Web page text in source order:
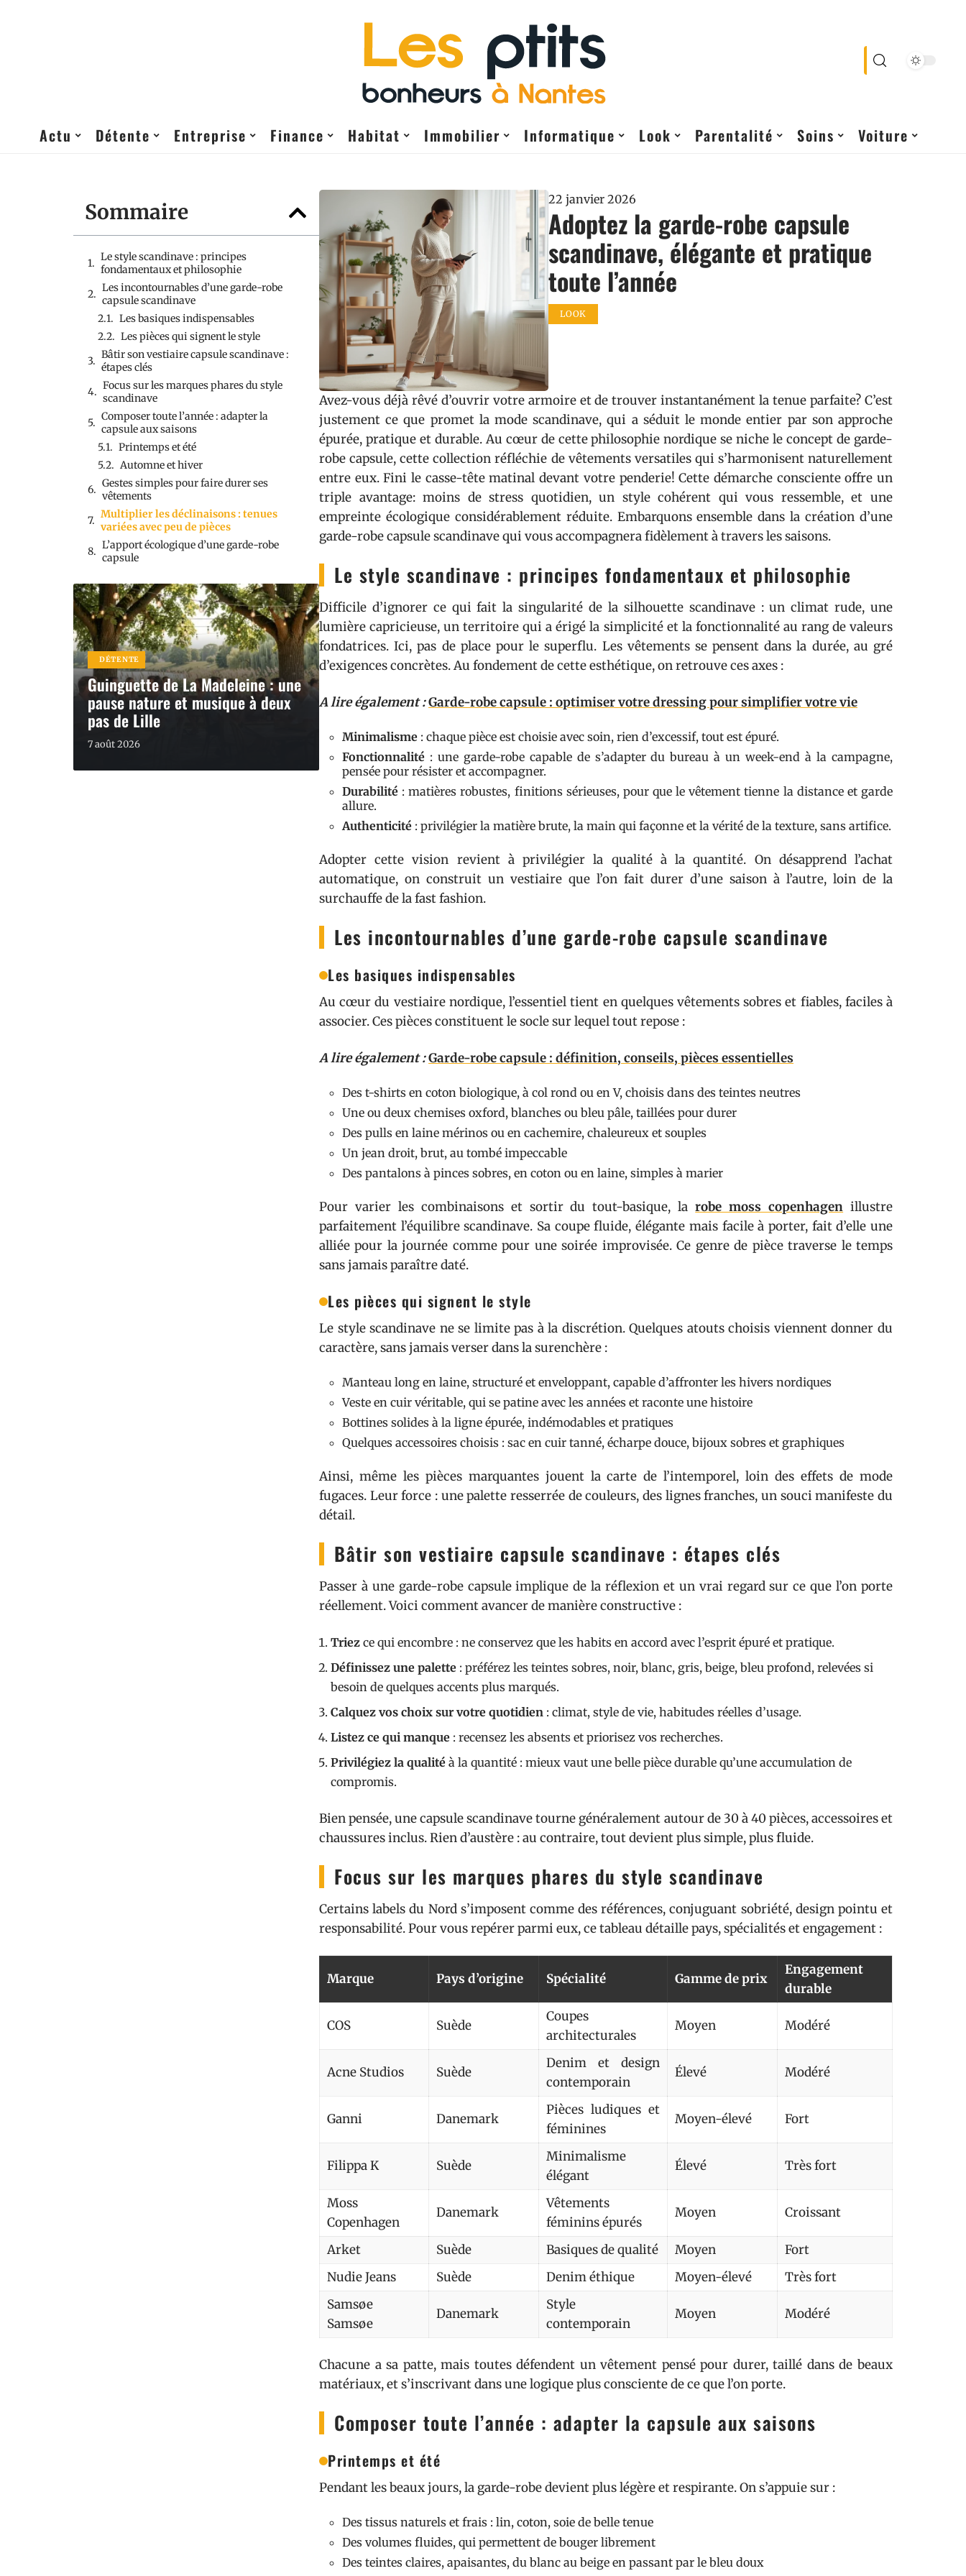
Actu Détente Entreprise Finance Habitat Immobilier Informatique Look Parentalité Soins Voiture
Sommaire
Le style scandinave : principes
fondamentaux et philosophie
Les incontournables d’une garde-robe
capsule scandinave
Les basiques indispensables
Les pièces qui signent le style
Bâtir son vestiaire capsule scandinave :
étapes clés
Focus sur les marques phares du style
scandinave
Composer toute l’année : adapter la
capsule aux saisons
Printemps et été
Automne et hiver
Gestes simples pour faire durer ses
vêtements
Multiplier les déclinaisons : tenues
variées avec peu de pièces
L’apport écologique d’une garde-robe
capsule
DÉTENTE
Guinguette de La Madeleine : une
pause nature et musique à deux
pas de Lille
7 août 2026
22 janvier 2026
Adoptez la garde-robe capsule
scandinave, élégante et pratique
toute l’année
LOOK
Avez-vous déjà rêvé d’ouvrir votre armoire et de trouver instantanément la tenue parfaite? C’est
justement ce que promet la mode scandinave, qui a séduit le monde entier par son approche
épurée, pratique et durable. Au cœur de cette philosophie nordique se niche le concept de garde-
robe capsule, cette collection réfléchie de vêtements versatiles qui s’harmonisent naturellement
entre eux. Fini le casse-tête matinal devant votre penderie! Cette démarche consciente offre un
triple avantage: moins de stress quotidien, un style cohérent qui vous ressemble, et une
empreinte écologique considérablement réduite. Embarquons ensemble dans la création d’une
garde-robe capsule scandinave qui vous accompagnera fidèlement à travers les saisons.
Le style scandinave : principes fondamentaux et philosophie
Difficile d’ignorer ce qui fait la singularité de la silhouette scandinave : un climat rude, une
lumière capricieuse, un territoire qui a érigé la simplicité et la fonctionnalité au rang de valeurs
fondatrices. Ici, pas de place pour le superflu. Les vêtements se pensent dans la durée, au gré
d’exigences concrètes. Au fondement de cette esthétique, on retrouve ces axes :
A lire également :Garde-robe capsule : optimiser votre dressing pour simplifier votre vie
Minimalisme : chaque pièce est choisie avec soin, rien d’excessif, tout est épuré.
Fonctionnalité : une garde-robe capable de s’adapter du bureau à un week-end à la campagne,
pensée pour résister et accompagner.
Durabilité : matières robustes, finitions sérieuses, pour que le vêtement tienne la distance et garde
allure.
Authenticité : privilégier la matière brute, la main qui façonne et la vérité de la texture, sans artifice.
Adopter cette vision revient à privilégier la qualité à la quantité. On désapprend l’achat
automatique, on construit un vestiaire que l’on fait durer d’une saison à l’autre, loin de la
surchauffe de la fast fashion.
Les incontournables d’une garde-robe capsule scandinave
Les basiques indispensables
Au cœur du vestiaire nordique, l’essentiel tient en quelques vêtements sobres et fiables, faciles à
associer. Ces pièces constituent le socle sur lequel tout repose :
A lire également :Garde-robe capsule : définition, conseils, pièces essentielles
Des t-shirts en coton biologique, à col rond ou en V, choisis dans des teintes neutres
Une ou deux chemises oxford, blanches ou bleu pâle, taillées pour durer
Des pulls en laine mérinos ou en cachemire, chaleureux et souples
Un jean droit, brut, au tombé impeccable
Des pantalons à pinces sobres, en coton ou en laine, simples à marier
Pour varier les combinaisons et sortir du tout-basique, larobe moss copenhagen illustre
parfaitement l’équilibre scandinave. Sa coupe fluide, élégante mais facile à porter, fait d’elle une
alliée pour la journée comme pour une soirée improvisée. Ce genre de pièce traverse le temps
sans jamais paraître daté.
Les pièces qui signent le style
Le style scandinave ne se limite pas à la discrétion. Quelques atouts choisis viennent donner du
caractère, sans jamais verser dans la surenchère :
Manteau long en laine, structuré et enveloppant, capable d’affronter les hivers nordiques
Veste en cuir véritable, qui se patine avec les années et raconte une histoire
Bottines solides à la ligne épurée, indémodables et pratiques
Quelques accessoires choisis : sac en cuir tanné, écharpe douce, bijoux sobres et graphiques
Ainsi, même les pièces marquantes jouent la carte de l’intemporel, loin des effets de mode
fugaces. Leur force : une palette resserrée de couleurs, des lignes franches, un souci manifeste du
détail.
Bâtir son vestiaire capsule scandinave : étapes clés
Passer à une garde-robe capsule implique de la réflexion et un vrai regard sur ce que l’on porte
réellement. Voici comment avancer de manière constructive :
Triez ce qui encombre : ne conservez que les habits en accord avec l’esprit épuré et pratique.
Définissez une palette : préférez les teintes sobres, noir, blanc, gris, beige, bleu profond, relevées si
besoin de quelques accents plus marqués.
Calquez vos choix sur votre quotidien : climat, style de vie, habitudes réelles d’usage.
Listez ce qui manque : recensez les absents et priorisez vos recherches.
Privilégiez la qualité à la quantité : mieux vaut une belle pièce durable qu’une accumulation de
compromis.
Bien pensée, une capsule scandinave tourne généralement autour de 30 à 40 pièces, accessoires et
chaussures inclus. Rien d’austère : au contraire, tout devient plus simple, plus fluide.
Focus sur les marques phares du style scandinave
Certains labels du Nord s’imposent comme des références, conjuguant sobriété, design pointu et
responsabilité. Pour vous repérer parmi eux, ce tableau détaille pays, spécialités et engagement :
Marque Pays d’origine Spécialité Gamme de prix
Engagement
durable
COS Suède
Coupes
architecturales
Moyen Modéré
Acne Studios Suède
Denim et design
contemporain
Élevé Modéré
Ganni Danemark
Pièces ludiques et
féminines
Moyen-élevé Fort
Filippa K Suède
Minimalisme
élégant
Élevé Très fort
Moss
Copenhagen
Danemark
Vêtements
féminins épurés
Moyen Croissant
Arket Suède Basiques de qualité Moyen
Fort
Nudie Jeans
Suède Denim éthique Moyen-élevé
Très fort
Samsøe
Samsøe
Danemark
Style
contemporain
Moyen Modéré
Chacune a sa patte, mais toutes défendent un vêtement pensé pour durer, taillé dans de beaux
matériaux, et s’inscrivant dans une logique plus consciente de ce que l’on porte.
Composer toute l’année : adapter la capsule aux saisons
Printemps et été
Pendant les beaux jours, la garde-robe devient plus légère et respirante. On s’appuie sur :
Des tissus naturels et frais : lin, coton, soie de belle tenue
Des volumes fluides, qui permettent de bouger librement
Des teintes claires, apaisantes, du blanc au beige en passant par le bleu doux